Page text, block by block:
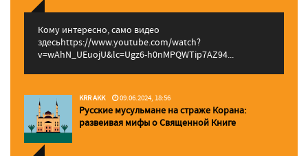
Кому интересно, само видео
здесьhttps://www.youtube.com/watch?
v=wAhN_UEuojU&lc=Ugz6-h0nMPQWTip7AZ94...
KRR AKK 09.06.2024, 18:56
Русские мусульмане на страже Корана:
pазвеивая мифы о Священной Книге